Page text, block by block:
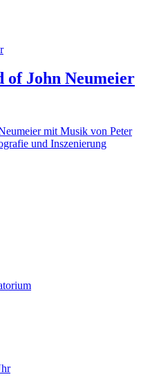
of John Neumeier
mit Musik von Peter
und Inszenierung